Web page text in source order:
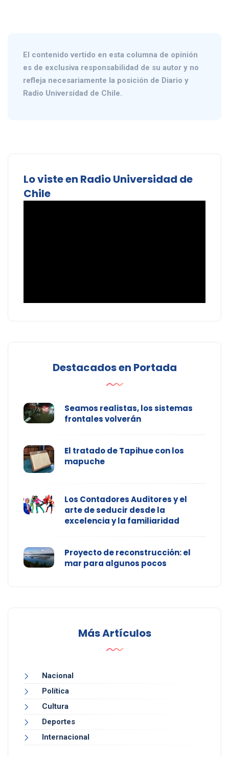
El contenido vertido en esta columna de opinión
es de exclusiva responsabilidad de su autor y no
refleja necesariamente la posición de Diario y
Radio Universidad de Chile.
Lo viste en Radio Universidad de
Chile
Destacados en Portada
Seamos realistas, los sistemas
frontales volverán
El tratado de Tapihue con los
mapuche
Los Contadores Auditores y el
arte de seducir desde la
excelencia y la familiaridad
Proyecto de reconstrucción: el
mar para algunos pocos
Más Artículos
Nacional
Política
Cultura
Deportes
Internacional